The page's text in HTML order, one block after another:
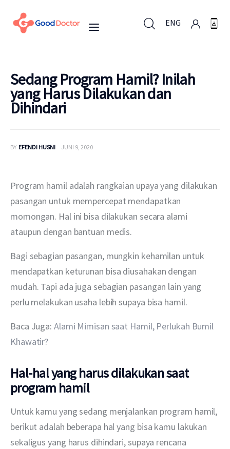
ENG
ENG
Untuk Bisnis
Layanan
Sedang Program Hamil? Inilah
yang Harus Dilakukan dan
Dihindari
BY EFENDI HUSNI JUNI 9, 2020
Program hamil adalah rangkaian upaya yang dilakukan
pasangan untuk mempercepat mendapatkan
momongan. Hal ini bisa dilakukan secara alami
ataupun dengan bantuan medis.
Bagi sebagian pasangan, mungkin kehamilan untuk
mendapatkan keturunan bisa diusahakan dengan
mudah. Tapi ada juga sebagian pasangan lain yang
perlu melakukan usaha lebih supaya bisa hamil.
Baca Juga: Alami Mimisan saat Hamil, Perlukah Bumil
Khawatir?
Hal-hal yang harus dilakukan saat
program hamil
Untuk kamu yang sedang menjalankan program hamil,
berikut adalah beberapa hal yang bisa kamu lakukan
sekaligus yang harus dihindari, supaya rencana